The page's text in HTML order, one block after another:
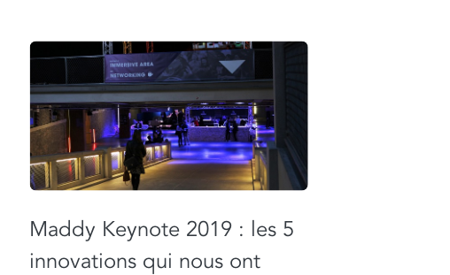
Maddy Keynote 2019 : les 5
innovations qui nous ont